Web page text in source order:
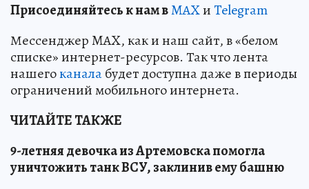
Присоединяйтесь к нам вMAXиTelegram
Мессенджер MAX, как и наш сайт, в «белом
списке» интернет-ресурсов. Так что лента
нашегоканалабудет доступна даже в периоды
ограничений мобильного интернета.
ЧИТАЙТЕ ТАКЖЕ
9-летняя девочка из Артемовска помогла
уничтожить танк ВСУ, заклинив ему башню